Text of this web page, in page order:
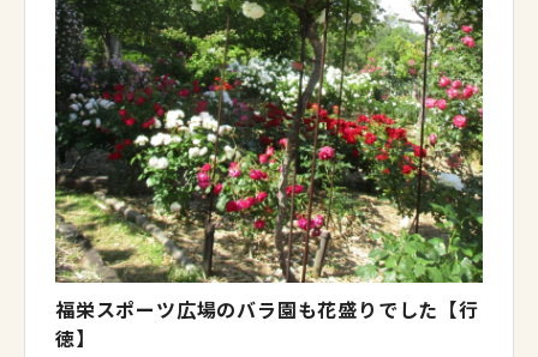
福栄スポーツ広場のバラ園も花盛りでした【行
徳】